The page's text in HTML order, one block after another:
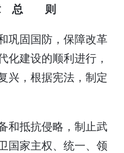
总 则
固国防，保障改革
化建设的顺利进行，
兴，根据宪法，制定
抵抗侵略，制止武
国家主权、统一、领